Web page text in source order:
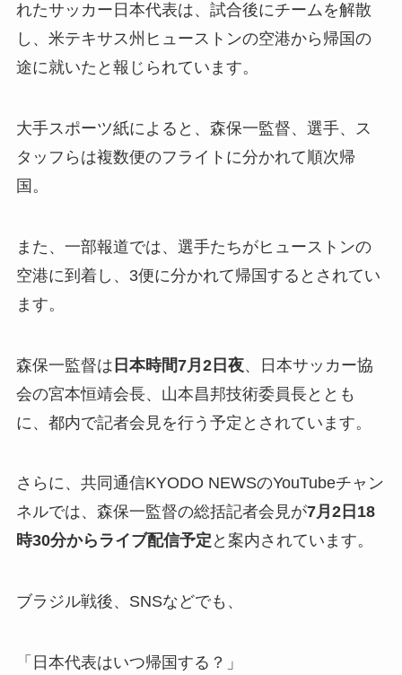
れたサッカー日本代表は、試合後にチームを解散
し、米テキサス州ヒューストンの空港から帰国の
途に就いたと報じられています。
大手スポーツ紙によると、森保一監督、選手、ス
タッフらは複数便のフライトに分かれて順次帰
国。
また、一部報道では、選手たちがヒューストンの
空港に到着し、3便に分かれて帰国するとされてい
ます。
森保一監督は 日本時間7月2日夜、日本サッカー協
会の宮本恒靖会長、山本昌邦技術委員長ととも
に、都内で記者会見を行う予定とされています。
さらに、共同通信KYODO NEWSのYouTubeチャン
ネルでは、森保一監督の総括記者会見が7月2日18
時30分からライブ配信予定 と案内されています。
ブラジル戦後、SNSなどでも、
「日本代表はいつ帰国する？」